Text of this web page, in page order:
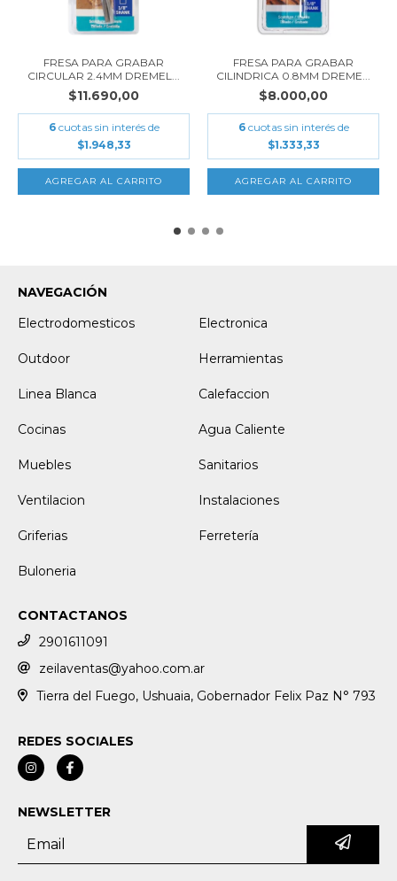
FRESA PARA GRABAR
CIRCULAR 2.4MM DREMEL...
$11.690,00
6 cuotas sin interés de
$1.948,33
FRESA PARA GRABAR
CILINDRICA 0.8MM DREME...
$8.000,00
6 cuotas sin interés de
$1.333,33
NAVEGACIÓN
Electrodomesticos
Electronica
Outdoor Herramientas
Linea Blanca Calefaccion
Cocinas Agua Caliente
Muebles Sanitarios
Ventilacion Instalaciones
Griferias Ferretería
Buloneria
CONTACTANOS
2901611091
zeilaventas@yahoo.com.ar
Tierra del Fuego, Ushuaia, Gobernador Felix Paz N° 793
REDES SOCIALES
NEWSLETTER